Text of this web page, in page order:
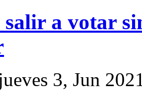
salir a votar
3, Jun